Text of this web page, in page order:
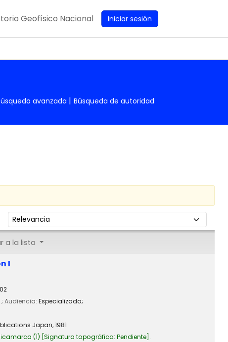
Geofísico Nacional Iniciar sesión
avanzada Búsqueda de autoridad
Ordenar por:
a la lista
I
; Audiencia: Especializado;
Japan,1981
(1) Signatura topográfica: Pendiente .